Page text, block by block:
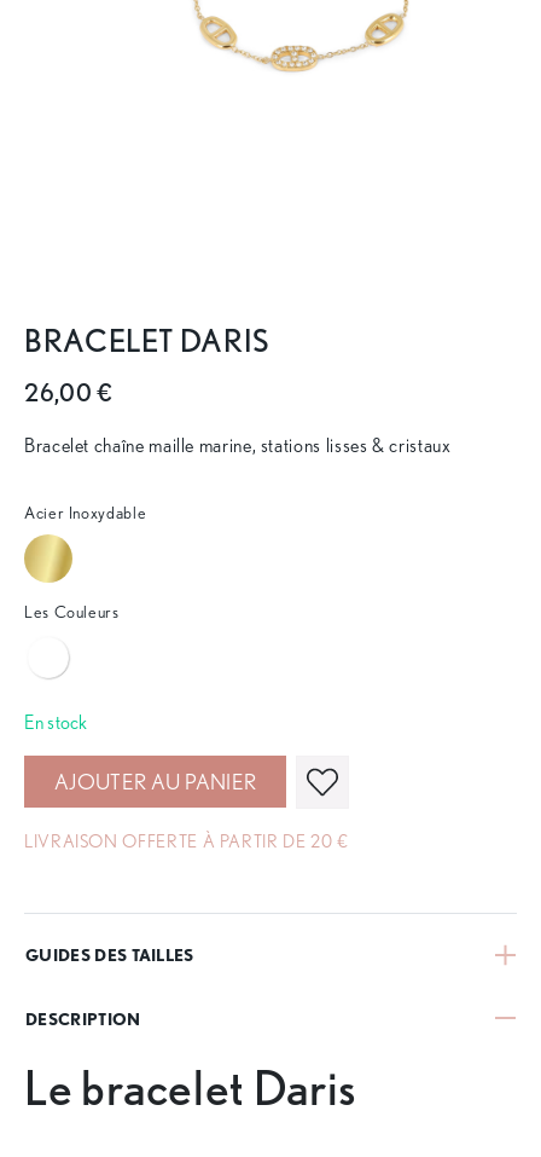
BRACELET DARIS
26,00 €
Bracelet chaîne maille marine, stations lisses & cristaux
Acier Inoxydable
Les Couleurs
En stock
AJOUTER AU PANIER
LIVRAISON OFFERTE À PARTIR DE 20 €
GUIDES DES TAILLES
DESCRIPTION
Le bracelet Daris